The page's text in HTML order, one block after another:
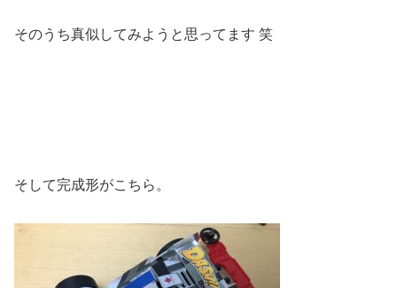
そのうち真似してみようと思ってます 笑
そして完成形がこちら。